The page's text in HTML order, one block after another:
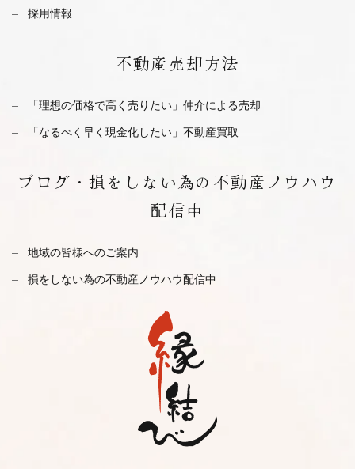
採用情報
不動産 売却方法
「理想の価格で高く売りたい」仲介による売却
「なるべく早く現金化したい」不動産買取
ブログ・ 損をしない為の不動産ノウハウ
配信中
地域の皆様へのご案内
損をしない為の不動産ノウハウ配信中